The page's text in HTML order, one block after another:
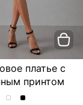
платье с
принтом
Шифоновое
Шифоновое